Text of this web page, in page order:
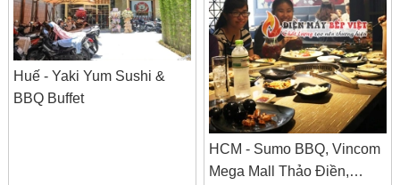
Huế - Yaki Yum Sushi &
BBQ Buffet
HCM - Sumo BBQ, Vincom
Mega Mall Thảo Điền,